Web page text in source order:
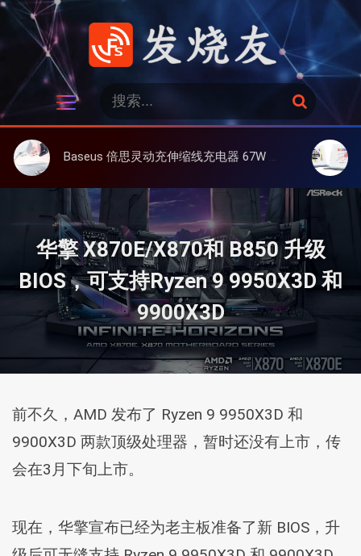
跳
发烧友
：
搜
索
Baseus 倍思灵动充伸缩线充电器 67W 3C，超耐用可伸缩线、氮化镓、3C多设备同时充 大上
华擎 X870E/X870和 B850 升级
BIOS，可支持Ryzen 9 9950X3D 和
9900X3D
前不久，AMD 发布了 Ryzen 9 9950X3D 和
9900X3D 两款顶级处理器，暂时还没有上市，传
会在3月下旬上市。
现在，华擎宣布已经为老主板准备了新 BIOS，升